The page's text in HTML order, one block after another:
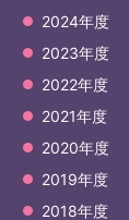
2024年度
2023年度
2022年度
2021年度
2020年度
2019年度
2018年度